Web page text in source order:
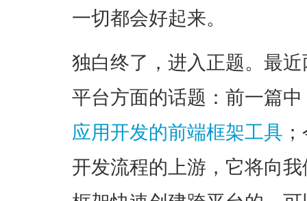
一切都会好起来。
独白终了，进入正题。最
平台方面的话题：前一篇
应用开发的前端框架工具
开发流程的上游，它将向